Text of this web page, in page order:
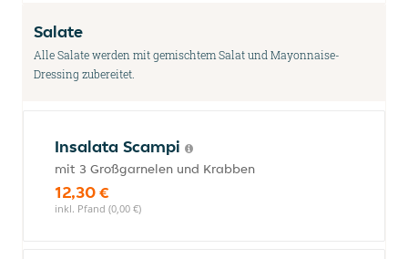
Salate
Alle Salate werden mit gemischtem Salat und Mayonnaise-
Dressing zubereitet.
Insalata Scampi
mit 3 Großgarnelen und Krabben
12,30 €
inkl. Pfand (0,00 €)